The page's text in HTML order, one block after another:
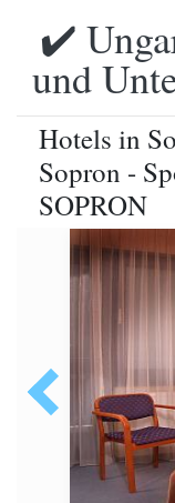
✔️
und
Hotels in
Sopron -
SOPRON